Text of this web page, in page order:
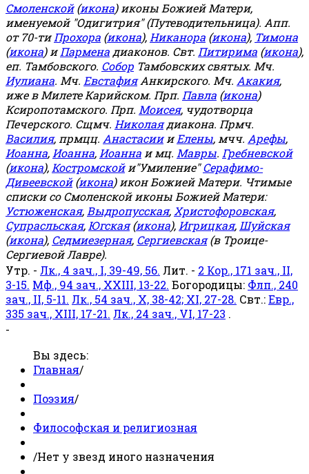
Смоленской(икона) иконы Божией Матери,
именуемой "Одигитрия" (Путеводительница). Апп.
от 70-тиПрохора (икона), Никанора (икона), Тимона
(икона) иПармена диаконов. Свт. Питирима (икона),
еп. Тамбовского. Собор Тамбовских святых. Мч.
Иулиана. Мч. ЕвстафияАнкирского. Мч. Акакия,
иже в Милете Карийском. Прп. Павла (икона)
Ксиропотамского. Прп. Моисея, чудотворца
Печерского. Сщмч. Николаядиакона. Прмч.
Василия, прмцц. АнастасиииЕлены, мчч. Арефы,
Иоанна, Иоанна, Иоанна и мц. Мавры. Гребневской
(икона), Костромскойи"Умиление"Серафимо-
Дивеевской(икона) икон Божией Матери. Чтимые
списки со Смоленской иконы Божией Матери:
Устюженская, Выдропусская, Христофоровская,
Супрасльская, Югская(икона), Игрицкая, Шуйская
(икона), Седмиезерная, Сергиевская(в Троице-
Сергиевой Лавре).
Утр. - Лк., 4 зач., I, 39-49, 56. Лит. - 2 Кор., 171 зач., II,
3-15. Мф., 94 зач., XXIII, 13-22. Богородицы: Флп., 240
зач., II, 5-11. Лк., 54 зач., X, 38-42; XI, 27-28. Свт.:Евр.,
335 зач., XIII, 17-21. Лк., 24 зач., VI, 17-23 .
-
Вы здесь:
Главная/
Поэзия/
Философская и религиозная
/Нет у звезд иного назначения